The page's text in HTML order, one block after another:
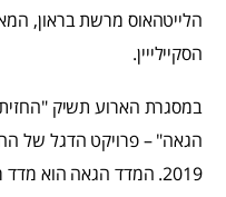
הלייטהאוס מרשת בראון,
הסקיילייין.
במסגרת הארוע תשיק
הגאה" – פרויקט הדגל של
2019. המדד הגאה הוא